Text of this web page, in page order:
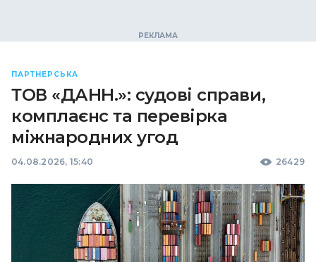
ПАРТНЕРСЬКА
ТОВ «ДАНН.»: судові справи,
комплаєнс та перевірка
міжнародних угод
04.08.2026, 15:40 26429